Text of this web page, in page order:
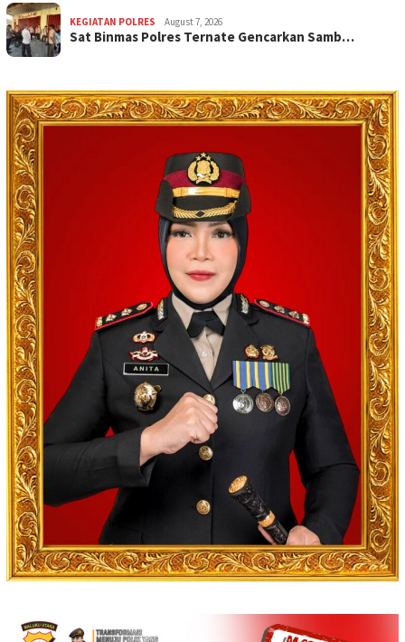
KEGIATAN POLRES August 7, 2026
Sat Binmas Polres Ternate Gencarkan Samb…